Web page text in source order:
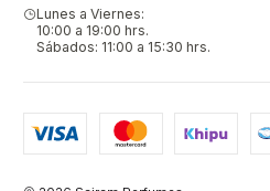
Lunes a Viernes:
10:00 a 19:00 hrs.
Sábados: 11:00 a 15:30 hrs.